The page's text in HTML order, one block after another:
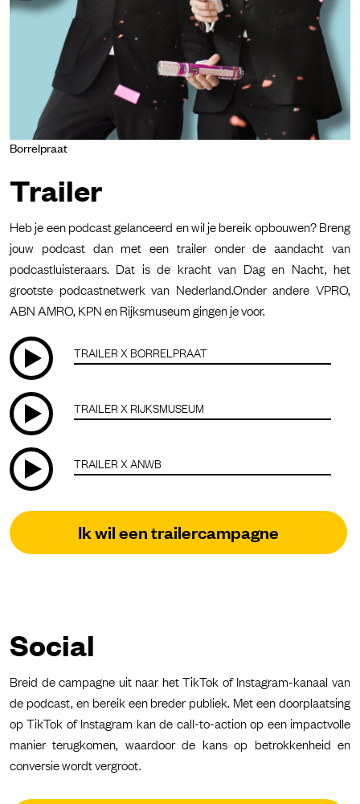
Borrelpraat
Trailer
Heb je een podcast gelanceerd en wil je bereik opbouwen? Breng
jouw podcast dan met een trailer onder de aandacht van
podcastluisteraars. Dat is de kracht van Dag en Nacht, het
grootste podcastnetwerk van Nederland.Onder andere VPRO,
ABN AMRO, KPN en Rijksmuseum gingen je voor.
TRAILER X BORRELPRAAT
TRAILER X RIJKSMUSEUM
TRAILER X ANWB
Ik wil een trailercampagne
Social
Breid de campagne uit naar het TikTok of Instagram-kanaal van
de podcast, en bereik een breder publiek. Met een doorplaatsing
op TikTok of Instagram kan de call-to-action op een impactvolle
manier terugkomen, waardoor de kans op betrokkenheid en
conversie wordt vergroot.